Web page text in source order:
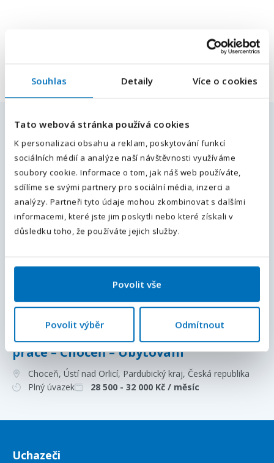
Souhlas Detaily Více o cookies
Tato webová stránka používá cookies
K personalizaci obsahu a reklam, poskytování funkcí
sociálních médií a analýze naší návštěvnosti využíváme
soubory cookie. Informace o tom, jak náš web používáte,
sdílíme se svými partnery pro sociální média, inzerci a
analýzy. Partneři tyto údaje mohou zkombinovat s dalšími
informacemi, které jste jim poskytli nebo které získali v
důsledku toho, že používáte jejich služby.
Povolit vše
Povolit výběr Odmítnout
Podobné pracovní nabídky
Práce ve výrobě pro všechny. Mzda až
32 500 Kč. Ubytování.
Choceň, Ústí nad Orlicí, Pardubický kraj, Česká republika
Plný úvazek
28 500 - 32 500 Kč / měsíc
operátor/nástrojář /m,ž/NÁBORÁK
25000 KČ
Choceň, Ústí nad Orlicí, Pardubický kraj
Plný úvazek
30 000 - 35 000Kč / měsíc
Operátor/ka výroby | Jednoduchá
práce – Choceň – Ubytování
Choceň, Ústí nad Orlicí, Pardubický kraj, Česká republika
Plný úvazek
28 500 - 32 000 Kč / měsíc
E-mailová adresa
Váš telefon*
Předvolba
Odesláním souhlasíte sezpracováním osobních údajů.
Odeslat
Uchazeči